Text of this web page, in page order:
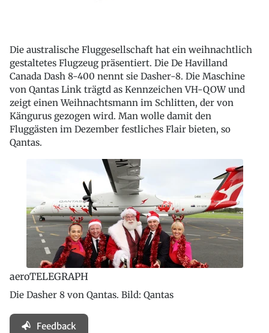
Die australische Fluggesellschaft hat ein weihnachtlich
gestaltetes Flugzeug präsentiert. Die De Havilland
Canada Dash 8-400 nennt sie Dasher-8. Die Maschine
von Qantas Link trägtd as Kennzeichen VH-QOW und
zeigt einen Weihnachtsmann im Schlitten, der von
Kängurus gezogen wird. Man wolle damit den
Fluggästen im Dezember festliches Flair bieten, so
Qantas.
aeroTELEGRAPH
Die Dasher 8 von Qantas. Bild: Qantas
Feedback